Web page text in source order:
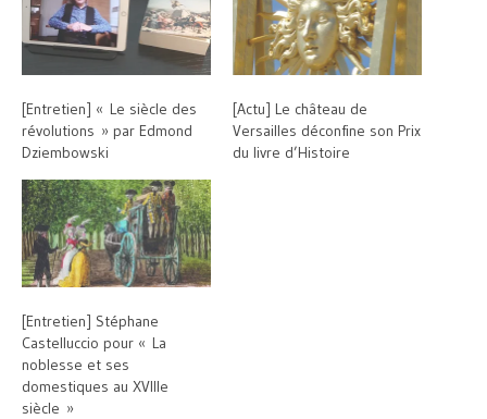
[Entretien] « Le siècle des
révolutions » par Edmond
Dziembowski
[Actu] Le château de
Versailles déconfine son Prix
du livre d’Histoire
[Entretien] Stéphane
Castelluccio pour « La
noblesse et ses
domestiques au XVIIIe
siècle »